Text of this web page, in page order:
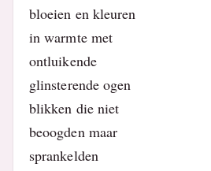
bloeien en kleuren
in warmte met
ontluikende
glinsterende ogen
blikken die niet
beoogden maar
sprankelden